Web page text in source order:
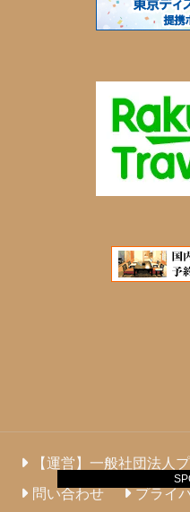
【運営】一般社団法人
問い合わせ
プライ